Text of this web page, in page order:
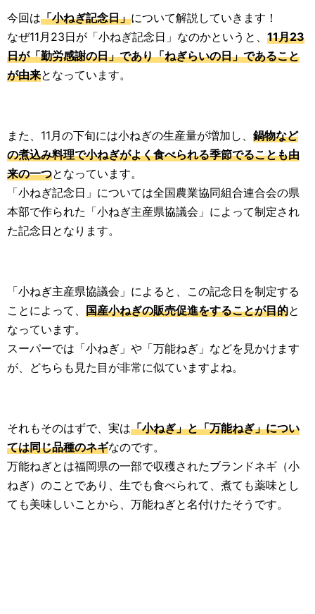
今回は「小ねぎ記念日」について解説していきます！
なぜ11月23日が「小ねぎ記念日」なのかというと、 11月23
日が「勤労感謝の日」であり「ねぎらいの日」であること
が由来となっています。
また、11月の下旬には小ねぎの生産量が増加し、 鍋物など
の煮込み料理で小ねぎがよく食べられる季節でることも由
来の一つとなっています。
「小ねぎ記念日」については全国農業協同組合連合会の県
本部で作られた「小ねぎ主産県協議会」によって制定され
た記念日となります。
「小ねぎ主産県協議会」によると、この記念日を制定する
ことによって、 国産小ねぎの販売促進をすることが目的と
なっています。
スーパーでは「小ねぎ」や「万能ねぎ」などを見かけます
が、どちらも見た目が非常に似ていますよね。
それもそのはずで、実は「小ねぎ」と「万能ねぎ」につい
ては同じ品種のネギなのです。
万能ねぎとは福岡県の一部で収穫されたブランドネギ（小
ねぎ）のことであり、生でも食べられて、煮ても薬味とし
ても美味しいことから、万能ねぎと名付けたそうです。